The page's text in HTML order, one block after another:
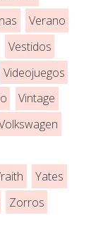
Verano
Vestidos
Videojuegos
Vintage
Yates
Zorros